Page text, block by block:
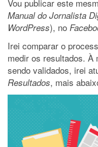
Vou publicar este
Manual do Jornalista
WordPress), no
Irei comparar o
medir os resultados. À
sendo validados, irei
Resultados, mais